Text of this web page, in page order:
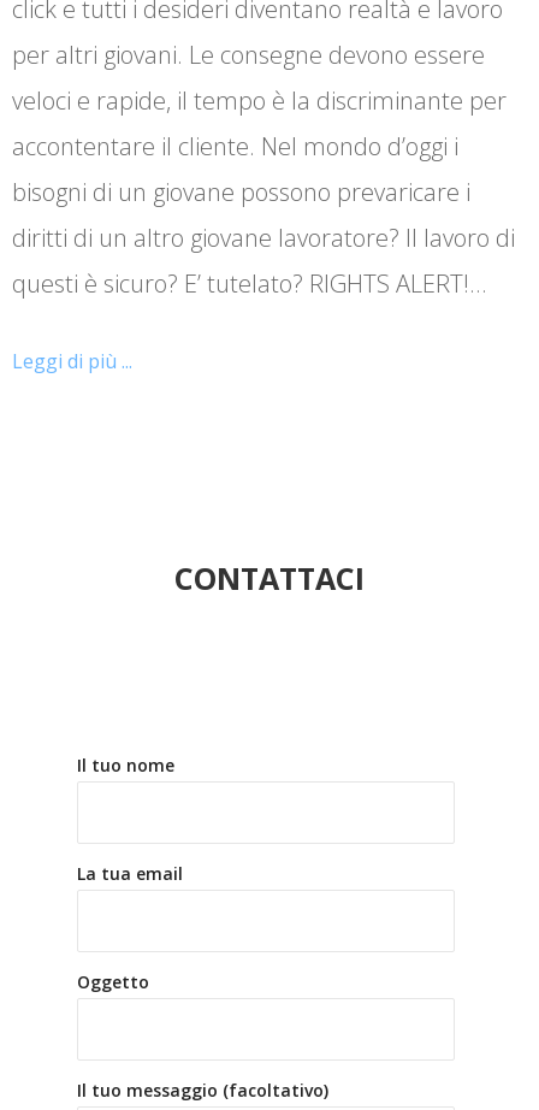
click e tutti i desideri diventano realtà e lavoro
per altri giovani. Le consegne devono essere
veloci e rapide, il tempo è la discriminante per
accontentare il cliente. Nel mondo d’oggi i
bisogni di un giovane possono prevaricare i
diritti di un altro giovane lavoratore? Il lavoro di
questi è sicuro? E’ tutelato? RIGHTS ALERT!…
Leggi di più ...
CONTATTACI
Il tuo nome
La tua email
Oggetto
Il tuo messaggio (facoltativo)